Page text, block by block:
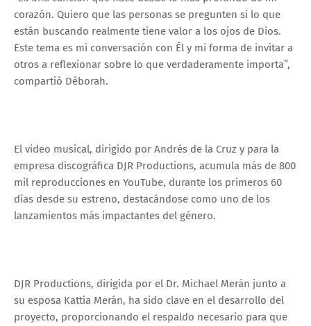
corazón. Quiero que las personas se pregunten si lo que
están buscando realmente tiene valor a los ojos de Dios.
Este tema es mi conversación con Él y mi forma de invitar a
otros a reflexionar sobre lo que verdaderamente importa”,
compartió Déborah.
El video musical, dirigido por Andrés de la Cruz y para la
empresa discográfica DJR Productions, acumula más de 800
mil reproducciones en YouTube, durante los primeros 60
días desde su estreno, destacándose como uno de los
lanzamientos más impactantes del género.
DJR Productions, dirigida por el Dr. Michael Merán junto a
su esposa Kattia Merán, ha sido clave en el desarrollo del
proyecto, proporcionando el respaldo necesario para que